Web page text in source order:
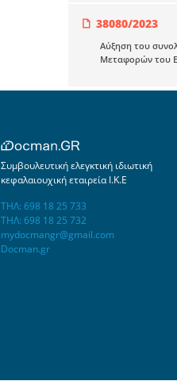
38080/2023
Αύξηση του
Μεταφορών του
Συμβουλευτική ελεγκτική ιδιωτική
κεφαλαιουχική εταιρεία Ι.Κ.Ε
ΤΗΛ: 698 18 25 733
ΤΗΛ: 698 18 25 732
mydocmangr@gmail.com
Docman.gr